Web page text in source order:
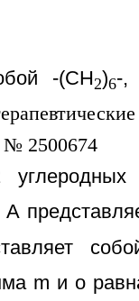
-(CH2)6-,
m и о